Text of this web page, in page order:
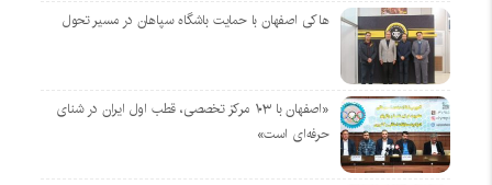
هاکی اصفهان با حمایت باشگاه سپاهان در مسیر تحول
«اصفهان با ۱۰۳ مرکز تخصصی، قطب اول ایران در شنای
حرفه‌ای است»